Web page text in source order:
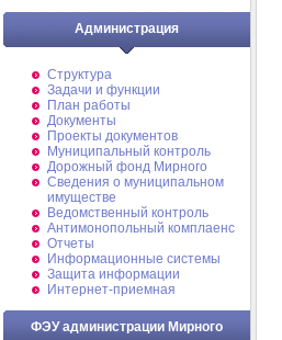
Администрация
Структура
Задачи и функции
План работы
Документы
Проекты документов
Муниципальный контроль
Дорожный фонд Мирного
Cведения о муниципальном
имуществе
Ведомственный контроль
Антимонопольный комплаенс
Отчеты
Информационные системы
Защита информации
Интернет-приемная
ФЭУ администрации Мирного